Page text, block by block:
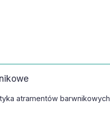
atramentów barwnikowych